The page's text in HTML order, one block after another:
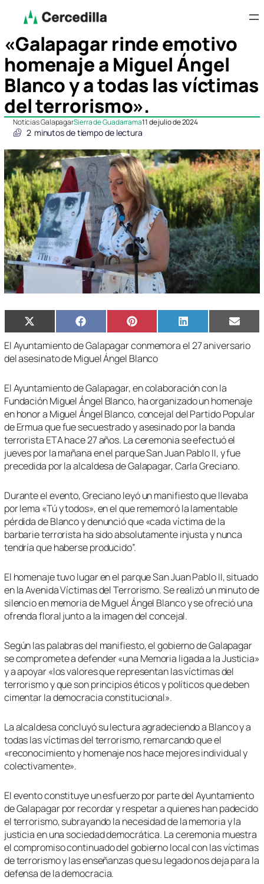
«Galapagar rinde emotivo
homenaje a Miguel Ángel
Blanco y a todas las víctimas
del terrorismo».
Noticias GalapagarSierra de Guadarrama11 de julio de 2024
2 minutos de tiempo de lectura
Compartir
en
X
(Twitter)
Compartir
en
Facebook Compartir
en
Pinterest Compartir
en
LinkedIn
en
Email
El Ayuntamiento de Galapagar conmemora el 27 aniversario
del asesinato de Miguel Ángel Blanco
El Ayuntamiento de Galapagar, en colaboración con la
Fundación Miguel Ángel Blanco, ha organizado un homenaje
en honor a Miguel Ángel Blanco, concejal del Partido Popular
de Ermua que fue secuestrado y asesinado por la banda
terrorista ETA hace 27 años. La ceremonia se efectuó el
jueves por la mañana en el parque San Juan Pablo II, y fue
precedida por la alcaldesa de Galapagar, Carla Greciano.
Durante el evento, Greciano leyó un manifiesto que llevaba
por lema «Tú y todos», en el que rememoró la lamentable
pérdida de Blanco y denunció que «cada víctima de la
barbarie terrorista ha sido absolutamente injusta y nunca
tendría que haberse producido”.
El homenaje tuvo lugar en el parque San Juan Pablo II, situado
en la Avenida Víctimas del Terrorismo. Se realizó un minuto de
silencio en memoria de Miguel Ángel Blanco y se ofreció una
ofrenda floral junto a la imagen del concejal.
Según las palabras del manifiesto, el gobierno de Galapagar
se compromete a defender «una Memoria ligada a la Justicia»
y a apoyar «los valores que representan las víctimas del
terrorismo y que son principios éticos y políticos que deben
cimentar la democracia constitucional».
La alcaldesa concluyó su lectura agradeciendo a Blanco y a
todas las víctimas del terrorismo, remarcando que el
«reconocimiento y homenaje nos hace mejores individual y
colectivamente».
El evento constituye un esfuerzo por parte del Ayuntamiento
de Galapagar por recordar y respetar a quienes han padecido
el terrorismo, subrayando la necesidad de la memoria y la
justicia en una sociedad democrática. La ceremonia muestra
el compromiso continuado del gobierno local con las víctimas
de terrorismo y las enseñanzas que su legado nos deja para la
defensa de la democracia.